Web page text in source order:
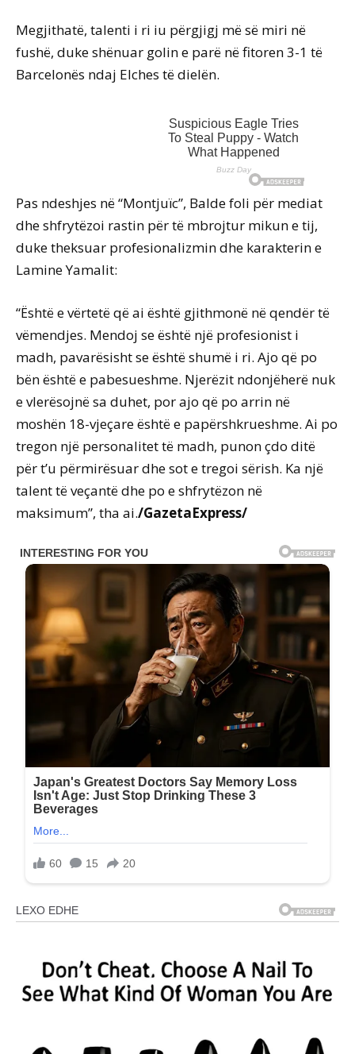
Megjithatë, talenti i ri iu përgjigj më së miri në
fushë, duke shënuar golin e parë në fitoren 3-1 të
Barcelonës ndaj Elches të dielën.
Pas ndeshjes në “Montjuïc”, Balde foli për mediat
dhe shfrytëzoi rastin për të mbrojtur mikun e tij,
duke theksuar profesionalizmin dhe karakterin e
Lamine Yamalit:
“Është e vërtetë që ai është gjithmonë në qendër të
vëmendjes. Mendoj se është një profesionist i
madh, pavarësisht se është shumë i ri. Ajo që po
bën është e pabesueshme. Njerëzit ndonjëherë nuk
e vlerësojnë sa duhet, por ajo që po arrin në
moshën 18-vjeçare është e papërshkrueshme. Ai po
tregon një personalitet të madh, punon çdo ditë
për t’u përmirësuar dhe sot e tregoi sërish. Ka një
talent të veçantë dhe po e shfrytëzon në
maksimum”, tha ai./GazetaExpress/